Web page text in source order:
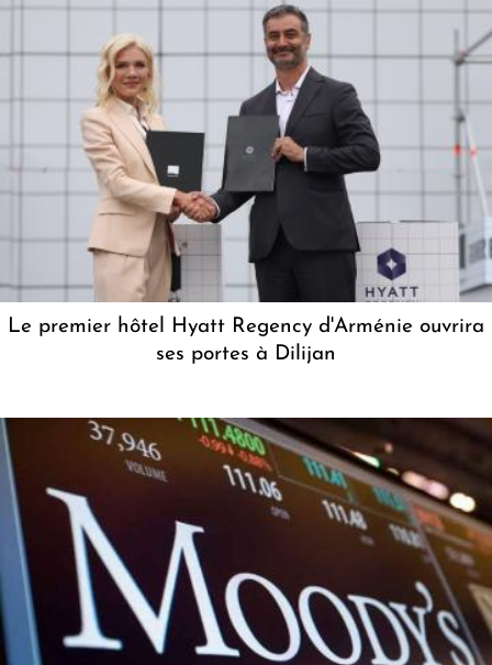
Le premier hôtel Hyatt Regency d'Arménie ouvrira
ses portes à Dilijan